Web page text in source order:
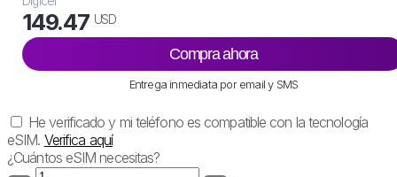
149.47 USD
Compra ahora
Entrega inmediata por email y SMS
He verificado y mi teléfono es compatible con la tecnología
eSIM. Verifica aquí
¿Cuántos eSIM necesitas?